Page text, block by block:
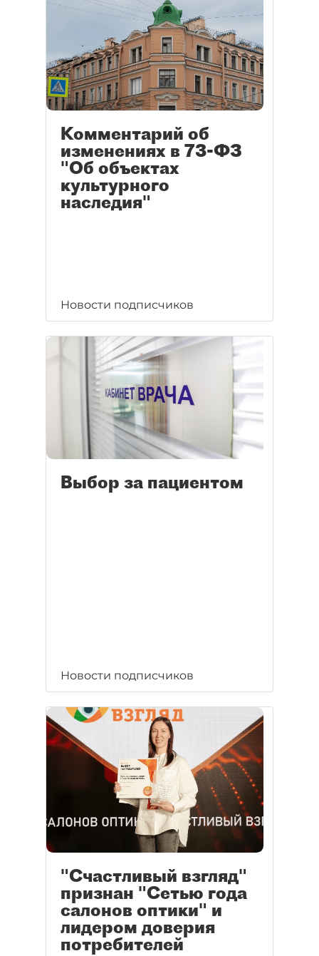
Комментарий об
изменениях в 73-ФЗ
"Об объектах
культурного
наследия"
Новости подписчиков
Выбор за пациентом
Новости подписчиков
"Счастливый взгляд"
признан "Сетью года
салонов оптики" и
лидером доверия
потребителей